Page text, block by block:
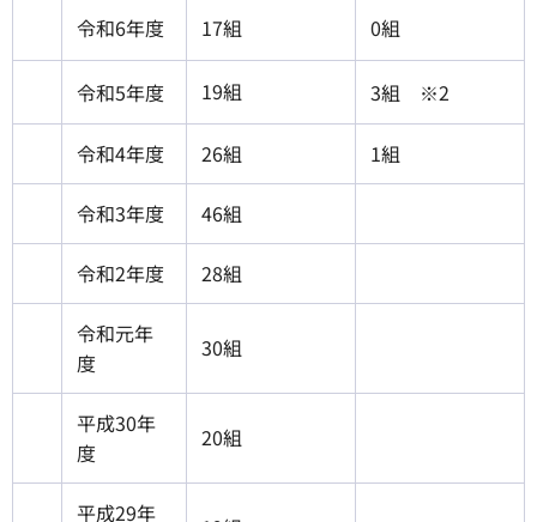
令和6年度 17組 0組
令和5年度 19組 3組 ※2
令和4年度 26組 1組
令和3年度 46組
令和2年度 28組
令和元年
度
30組
平成30年
度
20組
平成29年